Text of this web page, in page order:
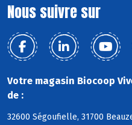
Nous suivre sur
Votre magasin Biocoop
de :
32600 Ségoufielle, 31700